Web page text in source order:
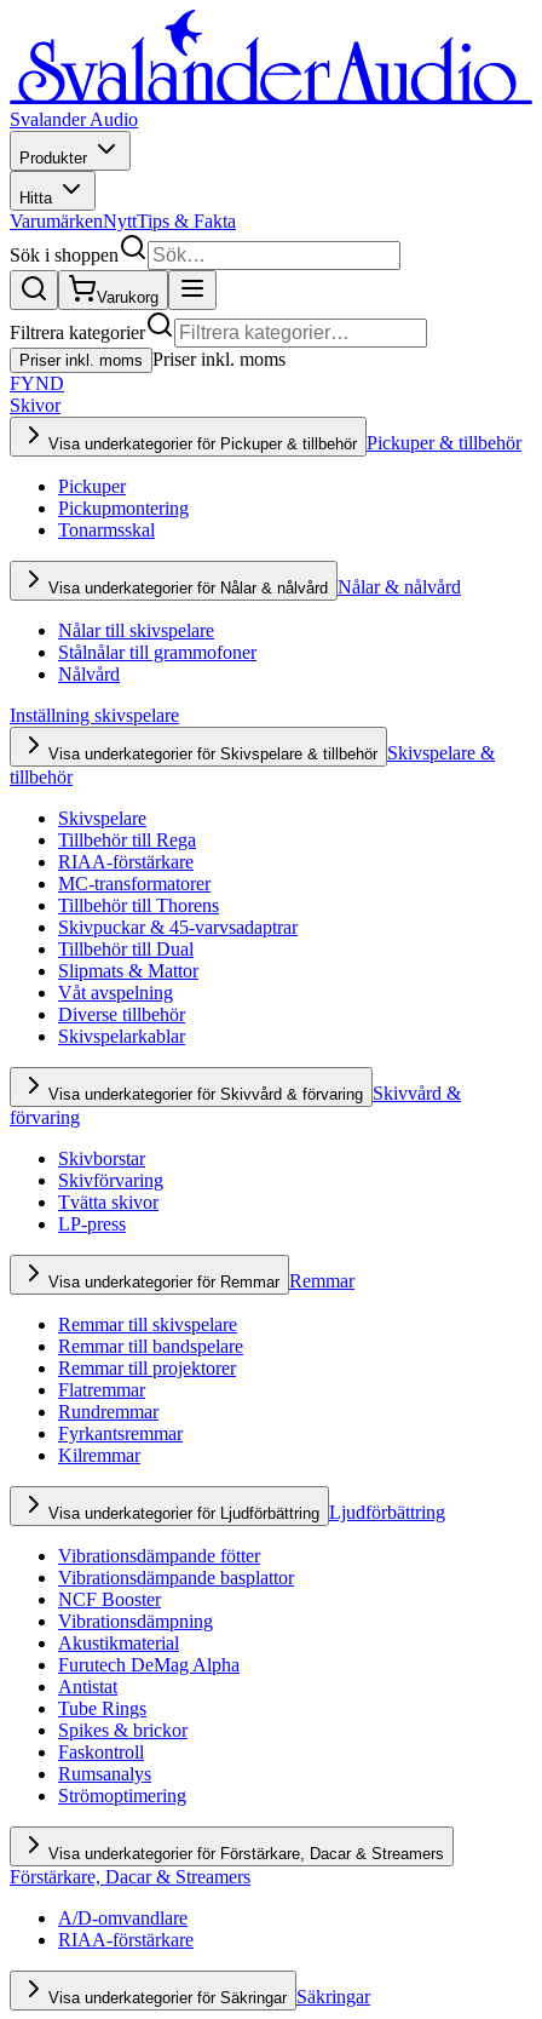
Svalander Audio
Produkter
Hitta
VarumärkenNyttTips & Fakta
Sök i shoppen
Varukorg
Filtrera kategorier
Priser inkl. moms Priser inkl. moms
FYND
Skivor
Visa underkategorier för Pickuper & tillbehör Pickuper & tillbehör
Pickuper
Pickupmontering
Tonarmsskal
Visa underkategorier för Nålar & nålvård Nålar & nålvård
Nålar till skivspelare
Stålnålar till grammofoner
Nålvård
Inställning skivspelare
Visa underkategorier för Skivspelare & tillbehör Skivspelare &
tillbehör
Skivspelare
Tillbehör till Rega
RIAA-förstärkare
MC-transformatorer
Tillbehör till Thorens
Skivpuckar & 45-varvsadaptrar
Tillbehör till Dual
Slipmats & Mattor
Våt avspelning
Diverse tillbehör
Skivspelarkablar
Visa underkategorier för Skivvård & förvaring Skivvård &
förvaring
Skivborstar
Skivförvaring
Tvätta skivor
LP-press
Visa underkategorier för Remmar Remmar
Remmar till skivspelare
Remmar till bandspelare
Remmar till projektorer
Flatremmar
Rundremmar
Fyrkantsremmar
Kilremmar
Visa underkategorier för Ljudförbättring Ljudförbättring
Vibrationsdämpande fötter
Vibrationsdämpande basplattor
NCF Booster
Vibrationsdämpning
Akustikmaterial
Furutech DeMag Alpha
Antistat
Tube Rings
Spikes & brickor
Faskontroll
Rumsanalys
Strömoptimering
Visa underkategorier för Förstärkare, Dacar & Streamers
Förstärkare, Dacar & Streamers
A/D-omvandlare
RIAA-förstärkare
Visa underkategorier för Säkringar Säkringar